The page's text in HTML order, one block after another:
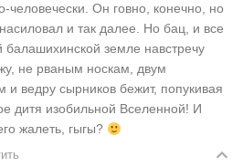
человечески. Он говно, конечно, но
и так далее. Но бац, и все
балашихинской земле навстречу
не рваным носкам, двум
ведру сырников бежит, попукивая
дитя изобильной Вселенной! И
жалеть, гыгы?